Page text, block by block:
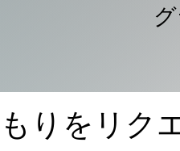
りをリク